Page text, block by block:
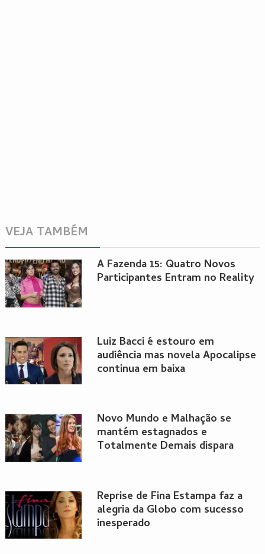
VEJA TAMBÉM
A Fazenda 15: Quatro Novos
Participantes Entram no Reality
Luiz Bacci é estouro em
audiência mas novela Apocalipse
continua em baixa
Novo Mundo e Malhação se
mantém estagnados e
Totalmente Demais dispara
Reprise de Fina Estampa faz a
alegria da Globo com sucesso
inesperado